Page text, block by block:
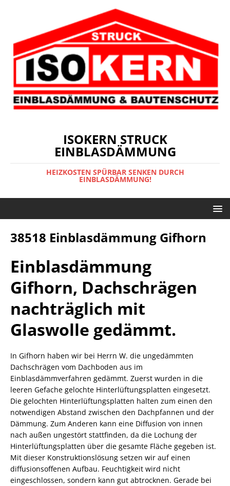
ISOKERN STRUCK
EINBLASDÄMMUNG
HEIZKOSTEN SPÜRBAR SENKEN DURCH
EINBLASDÄMMUNG!
38518 Einblasdämmung Gifhorn
Einblasdämmung
Gifhorn, Dachschrägen
nachträglich mit
Glaswolle gedämmt.
In Gifhorn haben wir bei Herrn W. die ungedämmten
Dachschrägen vom Dachboden aus im
Einblasdämmverfahren gedämmt. Zuerst wurden in die
leeren Gefache gelochte Hinterlüftungsplatten eingesetzt.
Die gelochten Hinterlüftungsplatten halten zum einen den
notwendigen Abstand zwischen den Dachpfannen und der
Dämmung. Zum Anderen kann eine Diffusion von innen
nach außen ungestört stattfinden, da die Lochung der
Hinterlüftungsplatten über die gesamte Fläche gegeben ist.
Mit dieser Konstruktionslösung setzen wir auf einen
diffusionsoffenen Aufbau. Feuchtigkeit wird nicht
eingeschlossen, sondern kann gut abtrocknen. Gerade bei